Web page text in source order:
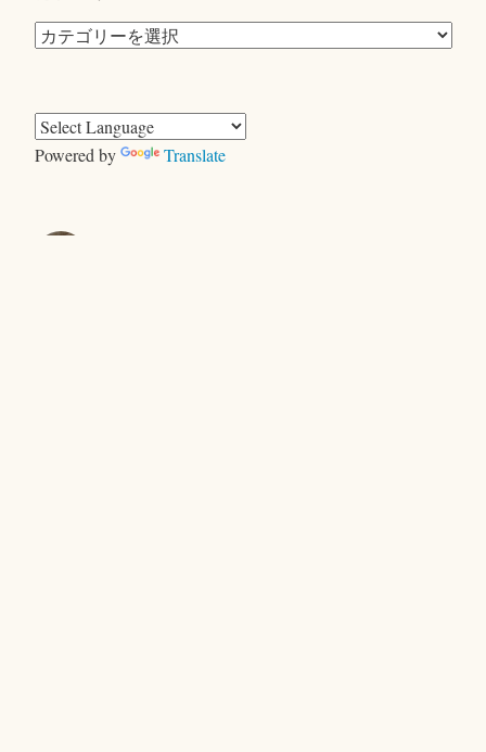
カ
リ
ー
Powered by Translate